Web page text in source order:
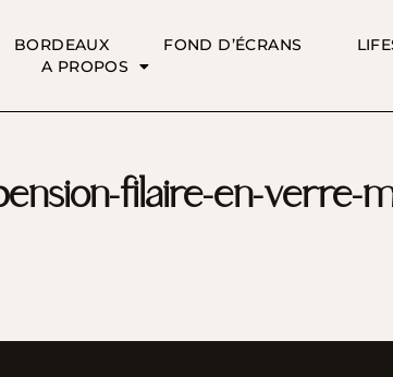
BORDEAUX FOND D’ÉCRANS
A PROPOS
filaire-en-verre-